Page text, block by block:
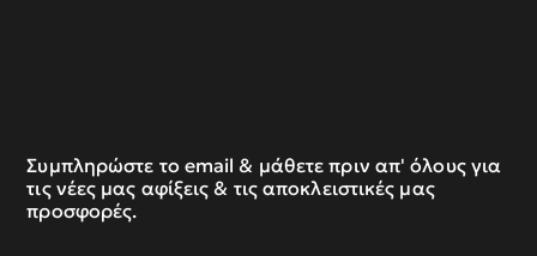
Συμπληρώστε το email & μάθετε πριν απ' όλους για
τις νέες μας αφίξεις & τις αποκλειστικές μας
προσφορές.